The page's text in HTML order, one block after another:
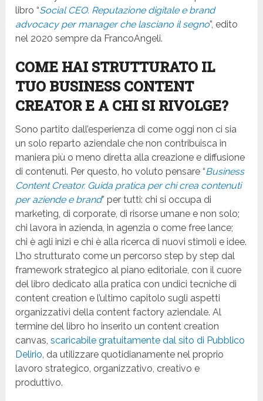
libro “Social CEO. Reputazione digitale e brand
advocacy per manager che lasciano il segno”, edito
nel 2020 sempre da FrancoAngeli.
COME HAI STRUTTURATO IL
TUO BUSINESS CONTENT
CREATOR E A CHI SI RIVOLGE?
Sono partito dall’esperienza di come oggi non ci sia
un solo reparto aziendale che non contribuisca in
maniera più o meno diretta alla creazione e diffusione
di contenuti. Per questo, ho voluto pensare “Business
Content Creator. Guida pratica per chi crea contenuti
per aziende e brand” per tutti: chi si occupa di
marketing, di corporate, di risorse umane e non solo;
chi lavora in azienda, in agenzia o come free lance;
chi è agli inizi e chi è alla ricerca di nuovi stimoli e idee.
L’ho strutturato come un percorso step by step dal
framework strategico al piano editoriale, con il cuore
del libro dedicato alla pratica con undici tecniche di
content creation e l’ultimo capitolo sugli aspetti
organizzativi della content factory aziendale. Al
termine del libro ho inserito un content creation
canvas,scaricabile gratuitamente dal sito di Pubblico
Delirio, da utilizzare quotidianamente nel proprio
lavoro strategico, organizzativo, creativo e
produttivo.